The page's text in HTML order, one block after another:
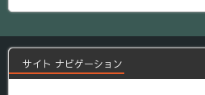
サイト ナビゲーション